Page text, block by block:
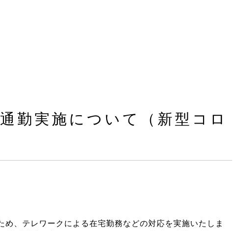
勤実施について（新型コロ
、テレワークによる在宅勤務などの対応を実施いたしま